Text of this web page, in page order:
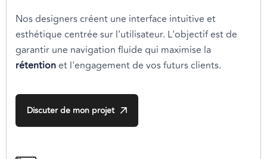
Nos designers créent une interface intuitive et
esthétique centrée sur l'utilisateur. L'objectif est de
garantir une navigation fluide qui maximise la
rétentionet l'engagement de vos futurs clients.
Discuter de mon projet